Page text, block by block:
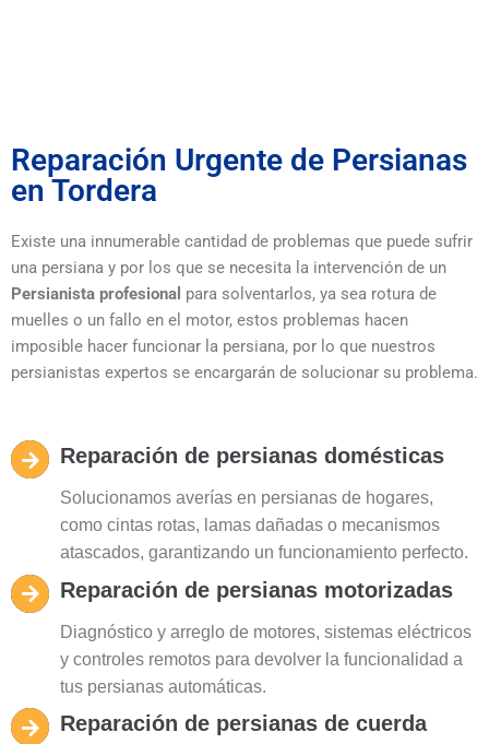
Reparación Urgente de Persianas
en Tordera
Existe una innumerable cantidad de problemas que puede sufrir
una persiana y por los que se necesita la intervención de un
Persianista profesional para solventarlos, ya sea rotura de
muelles o un fallo en el motor, estos problemas hacen
imposible hacer funcionar la persiana, por lo que nuestros
persianistas expertos se encargarán de solucionar su problema.
Reparación de persianas domésticas
Solucionamos averías en persianas de hogares,
como cintas rotas, lamas dañadas o mecanismos
atascados, garantizando un funcionamiento perfecto.
Reparación de persianas motorizadas
Diagnóstico y arreglo de motores, sistemas eléctricos
y controles remotos para devolver la funcionalidad a
tus persianas automáticas.
Reparación de persianas de cuerda